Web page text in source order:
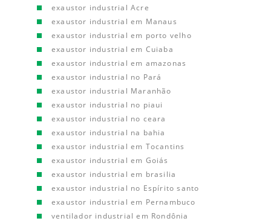
exaustor industrial Acre
exaustor industrial em Manaus
exaustor industrial em porto velho
exaustor industrial em Cuiaba
exaustor industrial em amazonas
exaustor industrial no Pará
exaustor industrial Maranhão
exaustor industrial no piaui
exaustor industrial no ceara
exaustor industrial na bahia
exaustor industrial em Tocantins
exaustor industrial em Goiás
exaustor industrial em brasilia
exaustor industrial no Espírito santo
exaustor industrial em Pernambuco
ventilador industrial em Rondônia